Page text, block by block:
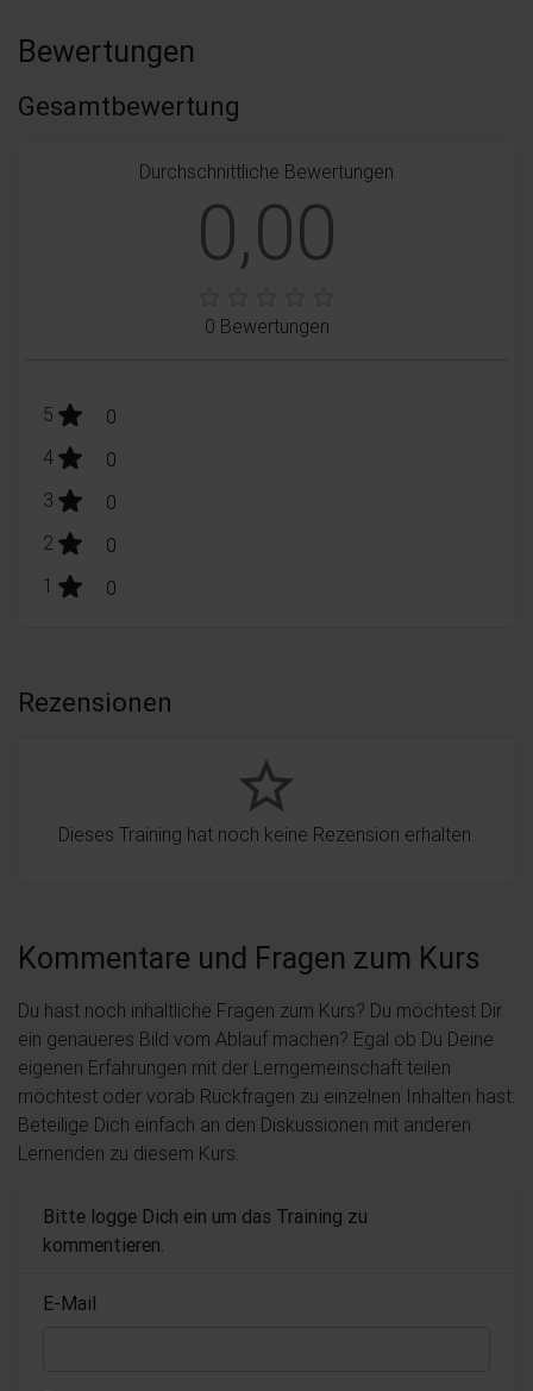
Bewertungen
Gesamtbewertung
Durchschnittliche Bewertungen
0,00
0 Bewertungen
5 stars: 0
Bewertungen
4stars: 0
Bewertungen
3 stars: 0
Bewertungen
2 stars: 0
Bewertungen
1 stars: 0
Bewertungen
Rezensionen
star_border
Dieses Training hat noch keine Rezension erhalten.
Kommentare und Fragen zum Kurs
Du hast noch inhaltliche Fragen zum Kurs? Du möchtest Dir
ein genaueres Bild vom Ablauf machen? Egal ob Du Deine
eigenen Erfahrungen mit der Lerngemeinschaft teilen
möchtest oder vorab Rückfragen zu einzelnen Inhalten hast:
Beteilige Dich einfach an den Diskussionen mit anderen
Lernenden zu diesem Kurs.
Bitte logge Dich ein um das Training zu
kommentieren.
E-Mail